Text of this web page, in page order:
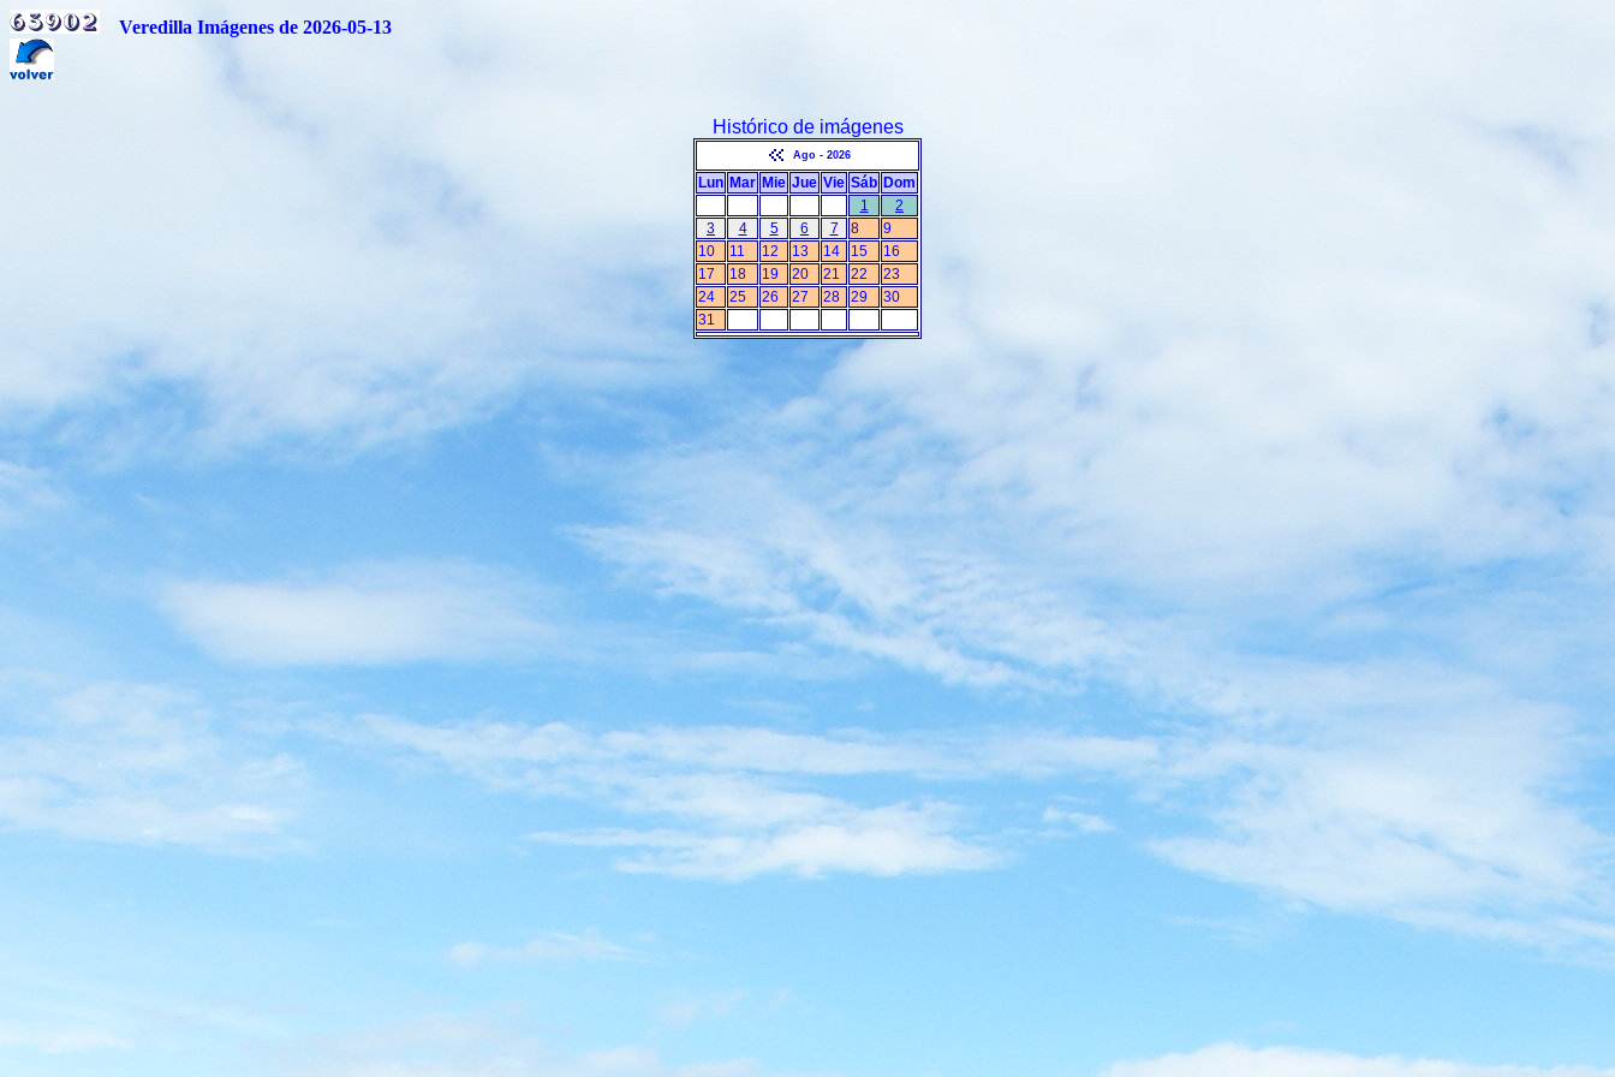
Veredilla Imágenes de 2026-05-13
Histórico de imágenes
Ago - 2026
Lun Mar Mie Jue Vie Sáb Dom
1
2
3
4 5 6 7 8
9
10
11 12 13 14 15
16
17
18 19 20 21 22
23
24
25 26 27 28 29
30
31